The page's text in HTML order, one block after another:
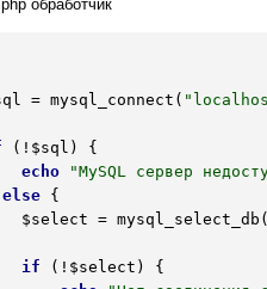
обработчик
= mysql_connect(
(! $sql ) {
echo
"MySQL сервер
else {
$select =
if (! $select ) {